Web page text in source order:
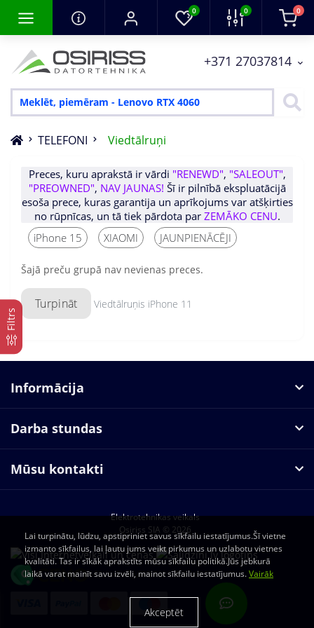
0 0 0
+371 27037814
TELEFONI Viedtālruņi
Filtrs
Preces, kuru aprakstā ir vārdi "RENEWD", "SALEOUT",
"PREOWNED", NAV JAUNAS! Šī ir pilnībā ekspluatācijā
esoša prece, kuras garantija un aprīkojums var atšķirties
no rūpnīcas, un tā tiek pārdota par ZEMĀKO CENU.
iPhone 15
XIAOMI JAUNPIENĀCĒJI
Šajā preču grupā nav nevienas preces.
Turpināt Viedtālruņis iPhone 11
Informācija
Darba stundas
Mūsu kontakti
Elektrotehnikas veikals
Osiriss SIA © 2026
Lai turpinātu, lūdzu, apstipriniet savus sīkfailu iestatījumus.Šī vietne
izmanto sīkfailus, lai ļautu jums veikt pirkumus un uzlabotu vietnes
kvalitāti. Tas ir sīkāk aprakstīts mūsu sīkfailu politikā.Jūs jebkurā
laikā varat mainīt savu izvēli, mainot sīkfailu iestatījumus.Vairāk
Akceptēt